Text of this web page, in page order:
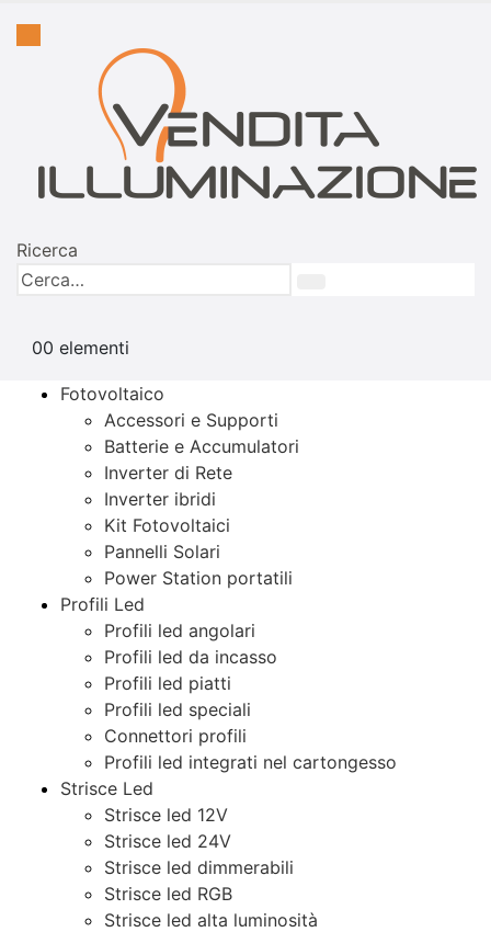
Ricerca
00 elementi
Fotovoltaico
Accessori e Supporti
Batterie e Accumulatori
Inverter di Rete
Inverter ibridi
Kit Fotovoltaici
Pannelli Solari
Power Station portatili
Profili Led
Profili led angolari
Profili led da incasso
Profili led piatti
Profili led speciali
Connettori profili
Profili led integrati nel cartongesso
Strisce Led
Strisce led 12V
Strisce led 24V
Strisce led dimmerabili
Strisce led RGB
Strisce led alta luminosità